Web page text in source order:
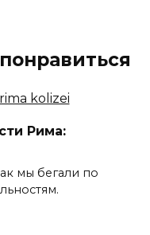
Рима:
мы бегали по